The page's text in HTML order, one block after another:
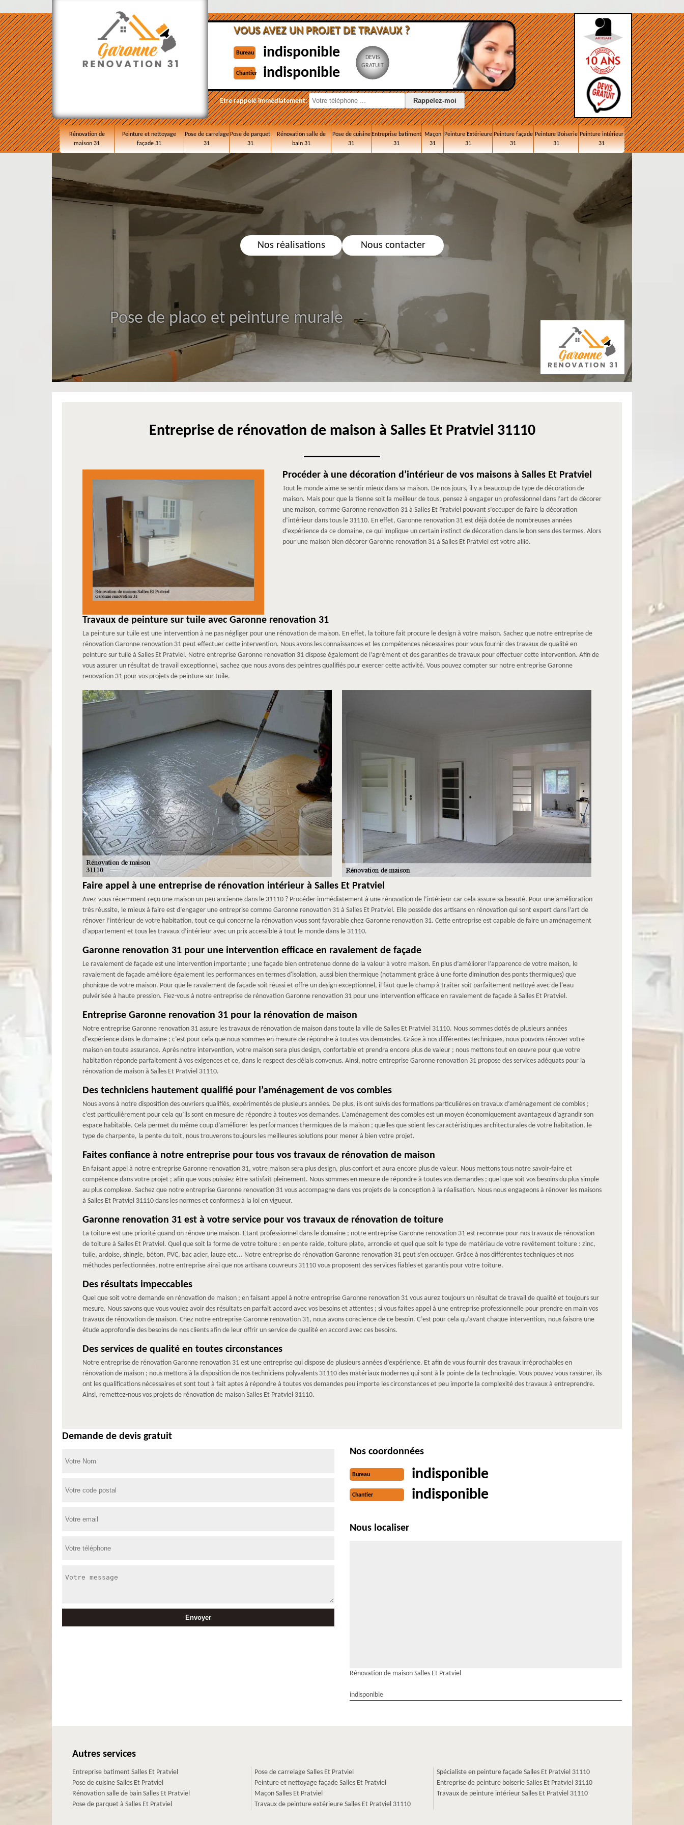
VOUS AVEZ UN PROJET DE TRAVAUX ?
Bureau indisponible
Chantier indisponible
DEVIS
GRATUIT
Etre rappelé immédiatement:
Rénovation de
maison 31
Peinture et nettoyage
façade 31
Pose de carrelage
31
Pose de parquet
31
Rénovation salle de
bain 31
Pose de cuisine
31
Entreprise batiment
31
Maçon
31
Peinture Extérieure
31
Peinture façade
31
Peinture Boiserie
31
Peinture intérieur
31
Nos réalisations Nous contacter
Pose de placo et peinture murale
Entreprise de rénovation de maison à Salles Et Pratviel 31110
Procéder à une décoration d’intérieur de vos maisons à Salles Et Pratviel
Tout le monde aime se sentir mieux dans sa maison. De nos jours, il y a beaucoup de type de décoration de
maison. Mais pour que la tienne soit la meilleur de tous, pensez à engager un professionnel dans l’art de décorer
une maison, comme Garonne renovation 31 à Salles Et Pratviel pouvant s’occuper de faire la décoration
d’intérieur dans tous le 31110. En effet, Garonne renovation 31 est déjà dotée de nombreuses années
d’expérience da ce domaine, ce qui implique un certain instinct de décoration dans le bon sens des termes. Alors
pour une maison bien décorer Garonne renovation 31 à Salles Et Pratviel est votre allié.
Travaux de peinture sur tuile avec Garonne renovation 31
La peinture sur tuile est une intervention à ne pas négliger pour une rénovation de maison. En effet, la toiture fait procure le design à votre maison. Sachez que notre entreprise de
rénovation Garonne renovation 31 peut effectuer cette intervention. Nous avons les connaissances et les compétences nécessaires pour vous fournir des travaux de qualité en
peinture sur tuile à Salles Et Pratviel. Notre entreprise Garonne renovation 31 dispose également de l’agrément et des garanties de travaux pour effectuer cette intervention. Afin de
vous assurer un résultat de travail exceptionnel, sachez que nous avons des peintres qualifiés pour exercer cette activité. Vous pouvez compter sur notre entreprise Garonne
renovation 31 pour vos projets de peinture sur tuile.
Faire appel à une entreprise de rénovation intérieur à Salles Et Pratviel
Avez-vous récemment reçu une maison un peu ancienne dans le 31110 ? Procéder immédiatement à une rénovation de l’intérieur car cela assure sa beauté. Pour une amélioration
très réussite, le mieux à faire est d’engager une entreprise comme Garonne renovation 31 à Salles Et Pratviel. Elle possède des artisans en rénovation qui sont expert dans l’art de
rénover l’intérieur de votre habitation, tout ce qui concerne la rénovation vous sont favorable chez Garonne renovation 31. Cette entreprise est capable de faire un aménagement
d’appartement et tous les travaux d’intérieur avec un prix accessible à tout le monde dans le 31110.
Garonne renovation 31 pour une intervention efficace en ravalement de façade
Le ravalement de façade est une intervention importante ; une façade bien entretenue donne de la valeur à votre maison. En plus d’améliorer l’apparence de votre maison, le
ravalement de façade améliore également les performances en termes d'isolation, aussi bien thermique (notamment grâce à une forte diminution des ponts thermiques) que
phonique de votre maison. Pour que le ravalement de façade soit réussi et offre un design exceptionnel, il faut que le champ à traiter soit parfaitement nettoyé avec de l’eau
pulvérisée à haute pression. Fiez-vous à notre entreprise de rénovation Garonne renovation 31 pour une intervention efficace en ravalement de façade à Salles Et Pratviel.
Entreprise Garonne renovation 31 pour la rénovation de maison
Notre entreprise Garonne renovation 31 assure les travaux de rénovation de maison dans toute la ville de Salles Et Pratviel 31110. Nous sommes dotés de plusieurs années
d’expérience dans le domaine ; c’est pour cela que nous sommes en mesure de répondre à toutes vos demandes. Grâce à nos différentes techniques, nous pouvons rénover votre
maison en toute assurance. Après notre intervention, votre maison sera plus design, confortable et prendra encore plus de valeur ; nous mettons tout en œuvre pour que votre
habitation réponde parfaitement à vos exigences et ce, dans le respect des délais convenus. Ainsi, notre entreprise Garonne renovation 31 propose des services adéquats pour la
rénovation de maison à Salles Et Pratviel 31110.
Des techniciens hautement qualifié pour l’aménagement de vos combles
Nous avons à notre disposition des ouvriers qualifiés, expérimentés de plusieurs années. De plus, ils ont suivis des formations particulières en travaux d’aménagement de combles ;
c’est particulièrement pour cela qu’ils sont en mesure de répondre à toutes vos demandes. L’aménagement des combles est un moyen économiquement avantageux d’agrandir son
espace habitable. Cela permet du même coup d’améliorer les performances thermiques de la maison ; quelles que soient les caractéristiques architecturales de votre habitation, le
type de charpente, la pente du toit, nous trouverons toujours les meilleures solutions pour mener à bien votre projet.
Faites confiance à notre entreprise pour tous vos travaux de rénovation de maison
En faisant appel à notre entreprise Garonne renovation 31, votre maison sera plus design, plus confort et aura encore plus de valeur. Nous mettons tous notre savoir-faire et
compétence dans votre projet ; afin que vous puissiez être satisfait pleinement. Nous sommes en mesure de répondre à toutes vos demandes ; quel que soit vos besoins du plus simple
au plus complexe. Sachez que notre entreprise Garonne renovation 31 vous accompagne dans vos projets de la conception à la réalisation. Nous nous engageons à rénover les maisons
à Salles Et Pratviel 31110 dans les normes et conformes à la loi en vigueur.
Garonne renovation 31 est à votre service pour vos travaux de rénovation de toiture
La toiture est une priorité quand on rénove une maison. Etant professionnel dans le domaine ; notre entreprise Garonne renovation 31 est reconnue pour nos travaux de rénovation
de toiture à Salles Et Pratviel. Quel que soit la forme de votre toiture : en pente raide, toiture plate, arrondie et quel que soit le type de matériau de votre revêtement toiture : zinc,
tuile, ardoise, shingle, béton, PVC, bac acier, lauze etc... Notre entreprise de rénovation Garonne renovation 31 peut s’en occuper. Grâce à nos différentes techniques et nos
méthodes perfectionnées, notre entreprise ainsi que nos artisans couvreurs 31110 vous proposent des services fiables et garantis pour votre toiture.
Des résultats impeccables
Quel que soit votre demande en rénovation de maison ; en faisant appel à notre entreprise Garonne renovation 31 vous aurez toujours un résultat de travail de qualité et toujours sur
mesure. Nous savons que vous voulez avoir des résultats en parfait accord avec vos besoins et attentes ; si vous faites appel à une entreprise professionnelle pour prendre en main vos
travaux de rénovation de maison. Chez notre entreprise Garonne renovation 31, nous avons conscience de ce besoin. C’est pour cela qu’avant chaque intervention, nous faisons une
étude approfondie des besoins de nos clients afin de leur offrir un service de qualité en accord avec ces besoins.
Des services de qualité en toutes circonstances
Notre entreprise de rénovation Garonne renovation 31 est une entreprise qui dispose de plusieurs années d’expérience. Et afin de vous fournir des travaux irréprochables en
rénovation de maison ; nous mettons à la disposition de nos techniciens polyvalents 31110 des matériaux modernes qui sont à la pointe de la technologie. Vous pouvez vous rassurer, ils
ont les qualifications nécessaires et sont tout à fait aptes à répondre à toutes vos demandes peu importe les circonstances et peu importe la complexité des travaux à entreprendre.
Ainsi, remettez-nous vos projets de rénovation de maison Salles Et Pratviel 31110.
Demande de devis gratuit
Nos coordonnées
Bureau indisponible
Chantier indisponible
Nous localiser
Rénovation de maison Salles Et Pratviel
indisponible
Autres services
Entreprise batiment Salles Et Pratviel
Pose de cuisine Salles Et Pratviel
Rénovation salle de bain Salles Et Pratviel
Pose de parquet à Salles Et Pratviel
Pose de carrelage Salles Et Pratviel
Peinture et nettoyage façade Salles Et Pratviel
Maçon Salles Et Pratviel
Travaux de peinture extérieure Salles Et Pratviel 31110
Spécialiste en peinture façade Salles Et Pratviel 31110
Entreprise de peinture boiserie Salles Et Pratviel 31110
Travaux de peinture intérieur Salles Et Pratviel 31110